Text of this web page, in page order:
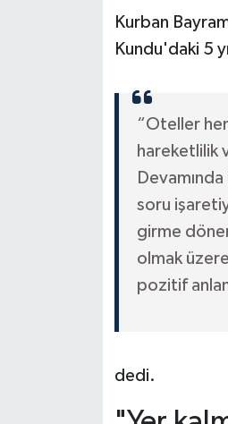
Kurban
Kundu'daki 5
“Oteller
hareketlilik
soru
girme
olmak
pozitif
dedi.